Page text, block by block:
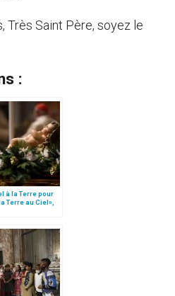
Très Saint Père, soyez le
:
à la Terre pour
Terre au Ciel»,